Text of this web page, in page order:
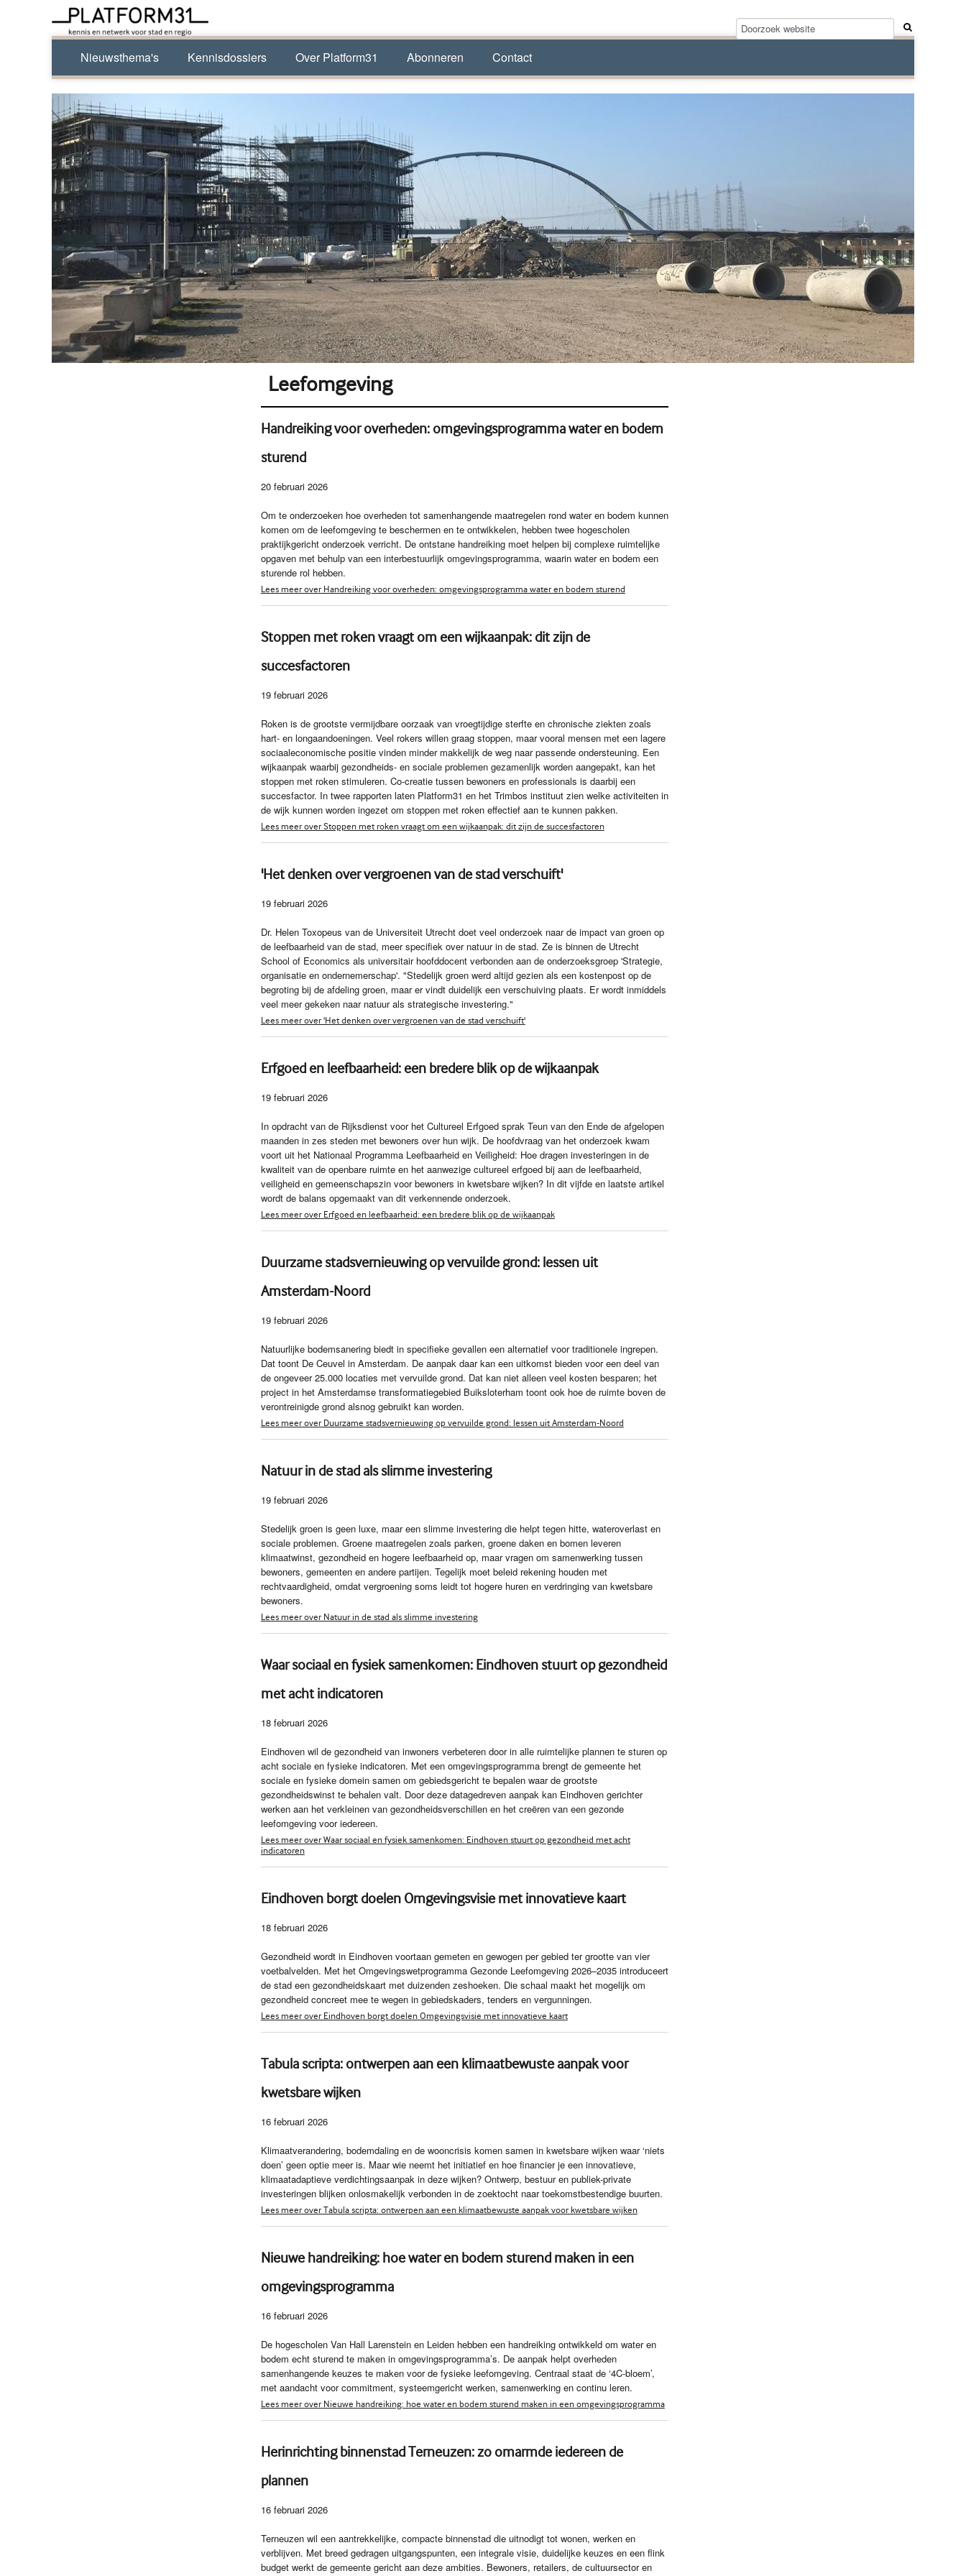
Nieuwsthema's Kennisdossiers Over Platform31 Abonneren Contact
Leefomgeving
Handreiking voor overheden: omgevingsprogramma water en bodem
sturend
20 februari 2026
Om te onderzoeken hoe overheden tot samenhangende maatregelen rond water en bodem kunnen
komen om de leefomgeving te beschermen en te ontwikkelen, hebben twee hogescholen
praktijkgericht onderzoek verricht. De ontstane handreiking moet helpen bij complexe ruimtelijke
opgaven met behulp van een interbestuurlijk omgevingsprogramma, waarin water en bodem een
sturende rol hebben.
Lees meer over Handreiking voor overheden: omgevingsprogramma water en bodem sturend
Stoppen met roken vraagt om een wijkaanpak: dit zijn de
succesfactoren
19 februari 2026
Roken is de grootste vermijdbare oorzaak van vroegtijdige sterfte en chronische ziekten zoals
hart- en longaandoeningen. Veel rokers willen graag stoppen, maar vooral mensen met een lagere
sociaaleconomische positie vinden minder makkelijk de weg naar passende ondersteuning. Een
wijkaanpak waarbij gezondheids- en sociale problemen gezamenlijk worden aangepakt, kan het
stoppen met roken stimuleren. Co-creatie tussen bewoners en professionals is daarbij een
succesfactor. In twee rapporten laten Platform31 en het Trimbos instituut zien welke activiteiten in
de wijk kunnen worden ingezet om stoppen met roken effectief aan te kunnen pakken.
Lees meer over Stoppen met roken vraagt om een wijkaanpak: dit zijn de succesfactoren
'Het denken over vergroenen van de stad verschuift'
19 februari 2026
Dr. Helen Toxopeus van de Universiteit Utrecht doet veel onderzoek naar de impact van groen op
de leefbaarheid van de stad, meer specifiek over natuur in de stad. Ze is binnen de Utrecht
School of Economics als universitair hoofddocent verbonden aan de onderzoeksgroep 'Strategie,
organisatie en ondernemerschap'. "Stedelijk groen werd altijd gezien als een kostenpost op de
begroting bij de afdeling groen, maar er vindt duidelijk een verschuiving plaats. Er wordt inmiddels
veel meer gekeken naar natuur als strategische investering."
Lees meer over 'Het denken over vergroenen van de stad verschuift'
Erfgoed en leefbaarheid: een bredere blik op de wijkaanpak
19 februari 2026
In opdracht van de Rijksdienst voor het Cultureel Erfgoed sprak Teun van den Ende de afgelopen
maanden in zes steden met bewoners over hun wijk. De hoofdvraag van het onderzoek kwam
voort uit het Nationaal Programma Leefbaarheid en Veiligheid: Hoe dragen investeringen in de
kwaliteit van de openbare ruimte en het aanwezige cultureel erfgoed bij aan de leefbaarheid,
veiligheid en gemeenschapszin voor bewoners in kwetsbare wijken? In dit vijfde en laatste artikel
wordt de balans opgemaakt van dit verkennende onderzoek.
Lees meer over Erfgoed en leefbaarheid: een bredere blik op de wijkaanpak
Duurzame stadsvernieuwing op vervuilde grond: lessen uit
Amsterdam-Noord
19 februari 2026
Natuurlijke bodemsanering biedt in specifieke gevallen een alternatief voor traditionele ingrepen.
Dat toont De Ceuvel in Amsterdam. De aanpak daar kan een uitkomst bieden voor een deel van
de ongeveer 25.000 locaties met vervuilde grond. Dat kan niet alleen veel kosten besparen; het
project in het Amsterdamse transformatiegebied Buiksloterham toont ook hoe de ruimte boven de
verontreinigde grond alsnog gebruikt kan worden.
Lees meer over Duurzame stadsvernieuwing op vervuilde grond: lessen uit Amsterdam-Noord
Natuur in de stad als slimme investering
19 februari 2026
Stedelijk groen is geen luxe, maar een slimme investering die helpt tegen hitte, wateroverlast en
sociale problemen. Groene maatregelen zoals parken, groene daken en bomen leveren
klimaatwinst, gezondheid en hogere leefbaarheid op, maar vragen om samenwerking tussen
bewoners, gemeenten en andere partijen. Tegelijk moet beleid rekening houden met
rechtvaardigheid, omdat vergroening soms leidt tot hogere huren en verdringing van kwetsbare
bewoners.
Lees meer over Natuur in de stad als slimme investering
Waar sociaal en fysiek samenkomen: Eindhoven stuurt op gezondheid
met acht indicatoren
18 februari 2026
Eindhoven wil de gezondheid van inwoners verbeteren door in alle ruimtelijke plannen te sturen op
acht sociale en fysieke indicatoren. Met een omgevingsprogramma brengt de gemeente het
sociale en fysieke domein samen om gebiedsgericht te bepalen waar de grootste
gezondheidswinst te behalen valt. Door deze datagedreven aanpak kan Eindhoven gerichter
werken aan het verkleinen van gezondheidsverschillen en het creëren van een gezonde
leefomgeving voor iedereen.
Lees meer over Waar sociaal en fysiek samenkomen: Eindhoven stuurt op gezondheid met acht
indicatoren
Eindhoven borgt doelen Omgevingsvisie met innovatieve kaart
18 februari 2026
Gezondheid wordt in Eindhoven voortaan gemeten en gewogen per gebied ter grootte van vier
voetbalvelden. Met het Omgevingswetprogramma Gezonde Leefomgeving 2026–2035 introduceert
de stad een gezondheidskaart met duizenden zeshoeken. Die schaal maakt het mogelijk om
gezondheid concreet mee te wegen in gebiedskaders, tenders en vergunningen.
Lees meer over Eindhoven borgt doelen Omgevingsvisie met innovatieve kaart
Tabula scripta: ontwerpen aan een klimaatbewuste aanpak voor
kwetsbare wijken
16 februari 2026
Klimaatverandering, bodemdaling en de wooncrisis komen samen in kwetsbare wijken waar ‘niets
doen’ geen optie meer is. Maar wie neemt het initiatief en hoe financier je een innovatieve,
klimaatadaptieve verdichtingsaanpak in deze wijken? Ontwerp, bestuur en publiek-private
investeringen blijken onlosmakelijk verbonden in de zoektocht naar toekomstbestendige buurten.
Lees meer over Tabula scripta: ontwerpen aan een klimaatbewuste aanpak voor kwetsbare wijken
Nieuwe handreiking: hoe water en bodem sturend maken in een
omgevingsprogramma
16 februari 2026
De hogescholen Van Hall Larenstein en Leiden hebben een handreiking ontwikkeld om water en
bodem echt sturend te maken in omgevingsprogramma’s. De aanpak helpt overheden
samenhangende keuzes te maken voor de fysieke leefomgeving. Centraal staat de ‘4C‑bloem’,
met aandacht voor commitment, systeemgericht werken, samenwerking en continu leren.
Lees meer over Nieuwe handreiking: hoe water en bodem sturend maken in een omgevingsprogramma
Herinrichting binnenstad Terneuzen: zo omarmde iedereen de
plannen
16 februari 2026
Terneuzen wil een aantrekkelijke, compacte binnenstad die uitnodigt tot wonen, werken en
verblijven. Met breed gedragen uitgangspunten, een integrale visie, duidelijke keuzes en een flink
budget werkt de gemeente gericht aan deze ambities. Bewoners, retailers, de cultuursector en